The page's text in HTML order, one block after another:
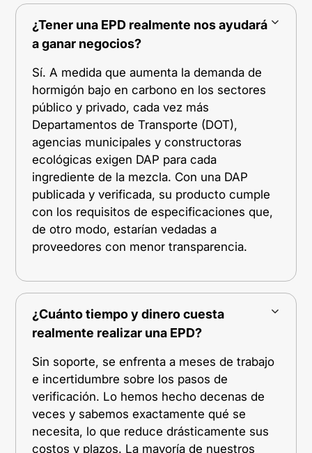
¿Tener una EPD realmente nos ayudará
a ganar negocios?
Sí. A medida que aumenta la demanda de
hormigón bajo en carbono en los sectores
público y privado, cada vez más
Departamentos de Transporte (DOT),
agencias municipales y constructoras
ecológicas exigen DAP para cada
ingrediente de la mezcla. Con una DAP
publicada y verificada, su producto cumple
con los requisitos de especificaciones que,
de otro modo, estarían vedadas a
proveedores con menor transparencia.
¿Cuánto tiempo y dinero cuesta
realmente realizar una EPD?
Sin soporte, se enfrenta a meses de trabajo
e incertidumbre sobre los pasos de
verificación. Lo hemos hecho decenas de
veces y sabemos exactamente qué se
necesita, lo que reduce drásticamente sus
costos y plazos. La mayoría de nuestros